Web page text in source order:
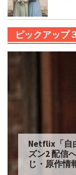
ピックアップ
Netflix「自
ズン2 配信
じ・原作情